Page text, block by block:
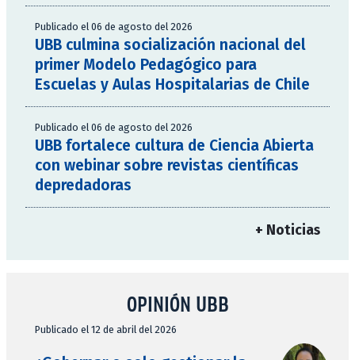
Publicado el 06 de agosto del 2026
UBB culmina socialización nacional del
primer Modelo Pedagógico para
Escuelas y Aulas Hospitalarias de Chile
Publicado el 06 de agosto del 2026
UBB fortalece cultura de Ciencia Abierta
con webinar sobre revistas científicas
depredadoras
+ Noticias
OPINIÓN UBB
Publicado el 12 de abril del 2026